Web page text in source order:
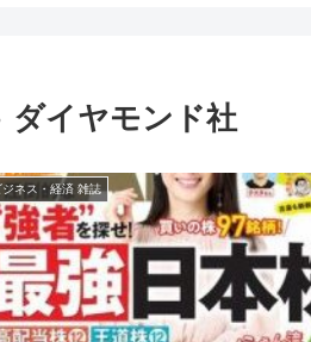
ダイヤモンド社
ジネス・経済 雑誌